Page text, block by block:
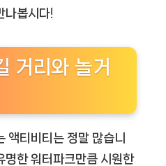
나봅시다!
거리와 놀거
액티비티는 정말 많습니
명한 워터파크만큼 시원한